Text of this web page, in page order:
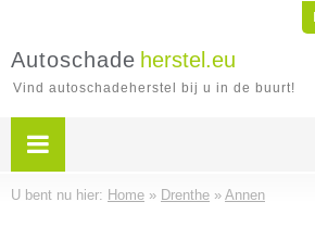
Autoschade herstel.eu
Vind autoschadeherstel bij u in de buurt!
U bent nu hier: Home » Drenthe » Annen